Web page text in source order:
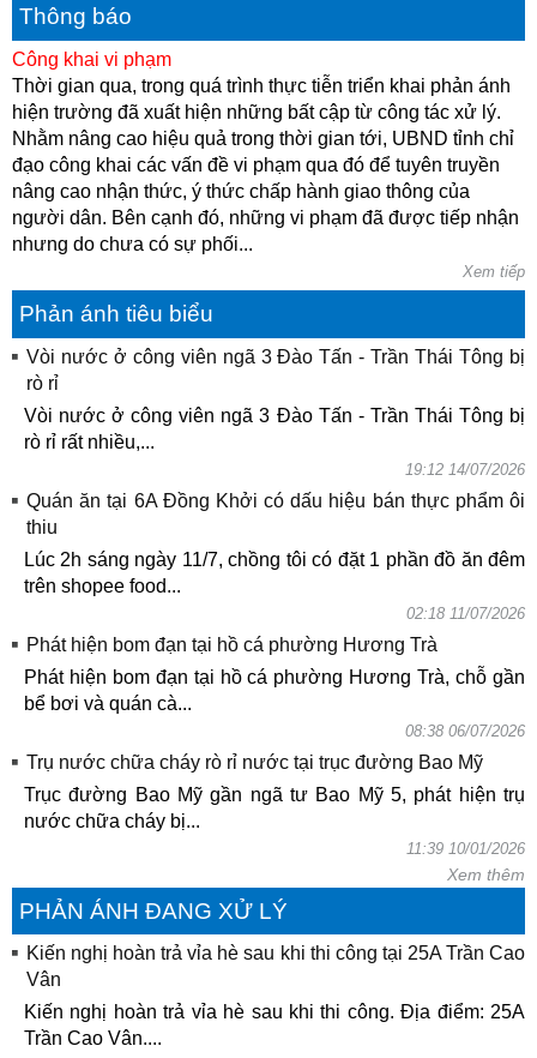
Thông báo
Công khai vi phạm
Thời gian qua, trong quá trình thực tiễn triển khai phản ánh
hiện trường đã xuất hiện những bất cập từ công tác xử lý.
Nhằm nâng cao hiệu quả trong thời gian tới, UBND tỉnh chỉ
đạo công khai các vấn đề vi phạm qua đó để tuyên truyền
nâng cao nhận thức, ý thức chấp hành giao thông của
người dân. Bên cạnh đó, những vi phạm đã được tiếp nhận
nhưng do chưa có sự phối...
Xem tiếp
Phản ánh tiêu biểu
Vòi nước ở công viên ngã 3 Đào Tấn - Trần Thái Tông bị
rò rỉ
Vòi nước ở công viên ngã 3 Đào Tấn - Trần Thái Tông bị
rò rỉ rất nhiều,...
19:12 14/07/2026
Quán ăn tại 6A Đồng Khởi có dấu hiệu bán thực phẩm ôi
thiu
Lúc 2h sáng ngày 11/7, chồng tôi có đặt 1 phần đồ ăn đêm
trên shopee food...
02:18 11/07/2026
Phát hiện bom đạn tại hồ cá phường Hương Trà
Phát hiện bom đạn tại hồ cá phường Hương Trà, chỗ gần
bể bơi và quán cà...
08:38 06/07/2026
Trụ nước chữa cháy rò rỉ nước tại trục đường Bao Mỹ
Trục đường Bao Mỹ gần ngã tư Bao Mỹ 5, phát hiện trụ
nước chữa cháy bị...
11:39 10/01/2026
Xem thêm
PHẢN ÁNH ĐANG XỬ LÝ
Kiến nghị hoàn trả vỉa hè sau khi thi công tại 25A Trần Cao
Vân
Kiến nghị hoàn trả vỉa hè sau khi thi công. Địa điểm: 25A
Trần Cao Vân....